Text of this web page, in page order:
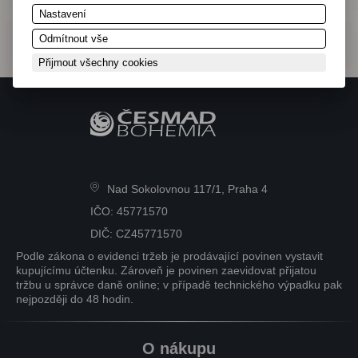
Nad Sokolovnou 117/1, Praha 4
IČO: 45771570
DIČ: CZ45771570
Podle zákona o evidenci tržeb je prodávající povinen vystavit
kupujícímu účtenku. Zároveň je povinen zaevidovat přijatou
tržbu u správce daně online; v případě technického výpadku pak
nejpozději do 48 hodin.
O nákupu
Nastavení
Odmítnout vše
Přijmout všechny cookies